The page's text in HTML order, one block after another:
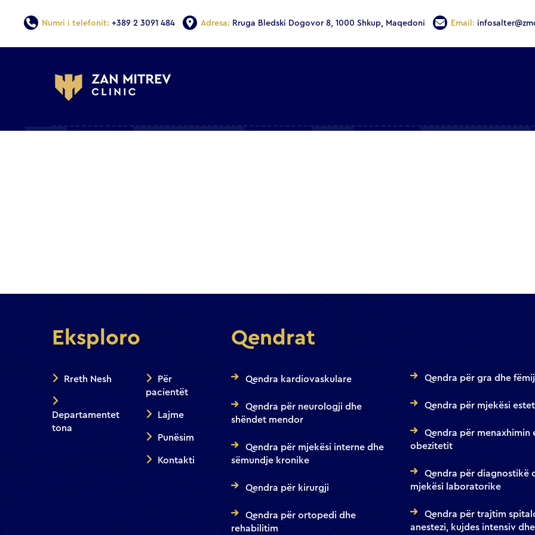
Numri i telefonit: +389 2 3091 484 Adresa: Rruga Bledski Dogovor 8, 1000 Shkup, Maqedoni Email:
Eksploro
Rreth Nesh
Departamentet
tona
Për
pacientët
Lajme
Punësim
Kontakti
Qendrat
Qendra kardiovaskulare
Qendra për neurologji dhe
shëndet mendor
Qendra për mjekësi interne dhe
sëmundje kronike
Qendra për kirurgji
Qendra për ortopedi dhe
rehabilitim
Qendra për gra dhe
Qendra për mjekësi
Qendra për menaxhimin
obezitetit
Qendra për diagnostikë
mjekësi laboratorike
Qendra për trajtim
anestezi, kujdes intensiv